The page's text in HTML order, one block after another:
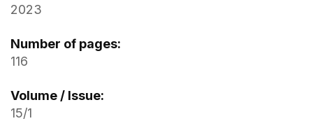
2023
Number of pages:
116
Volume / Issue:
15/1